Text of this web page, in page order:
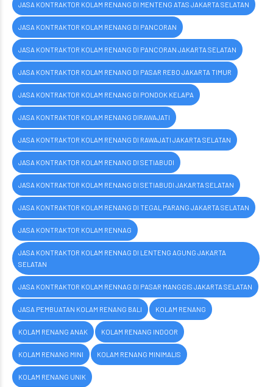
JASA KONTRAKTOR KOLAM RENANG DI MENTENG ATAS JAKARTA SELATAN
JASA KONTRAKTOR KOLAM RENANG DI PANCORAN
JASA KONTRAKTOR KOLAM RENANG DI PANCORAN JAKARTA SELATAN
JASA KONTRAKTOR KOLAM RENANG DI PASAR REBO JAKARTA TIMUR
JASA KONTRAKTOR KOLAM RENANG DI PONDOK KELAPA
JASA KONTRAKTOR KOLAM RENANG DIRAWAJATI
JASA KONTRAKTOR KOLAM RENANG DI RAWAJATI JAKARTA SELATAN
JASA KONTRAKTOR KOLAM RENANG DI SETIABUDI
JASA KONTRAKTOR KOLAM RENANG DI SETIABUDI JAKARTA SELATAN
JASA KONTRAKTOR KOLAM RENANG DI TEGAL PARANG JAKARTA SELATAN
JASA KONTRAKTOR KOLAM RENNAG
JASA KONTRAKTOR KOLAM RENNAG DI LENTENG AGUNG JAKARTA
SELATAN
JASA KONTRAKTOR KOLAM RENNAG DI PASAR MANGGIS JAKARTA SELATAN
JASA PEMBUATAN KOLAM RENANG BALI KOLAM RENANG
KOLAM RENANG ANAK KOLAM RENANG INDOOR
KOLAM RENANG MINI KOLAM RENANG MINIMALIS
KOLAM RENANG UNIK